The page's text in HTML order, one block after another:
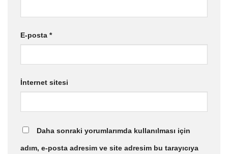
E-posta *
İnternet sitesi
Daha sonraki yorumlarımda kullanılması için
adım, e-posta adresim ve site adresim bu tarayıcıya